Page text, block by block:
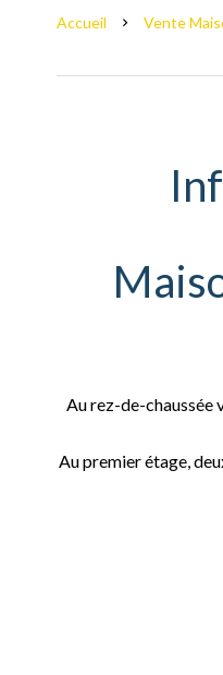
Accueil Vente
Au rez-de-chaussée
Au premier étage,